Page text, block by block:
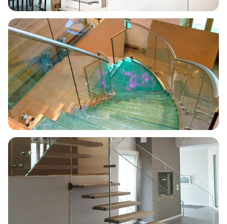
Escalera en L
Oficinas Juan Carlos I · Murcia
Helicoidal · Lateral
Vidrio y acero